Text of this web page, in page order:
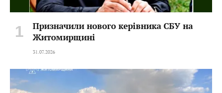
Призначили нового керівника СБУ на
Житомирщині
31.07.2026